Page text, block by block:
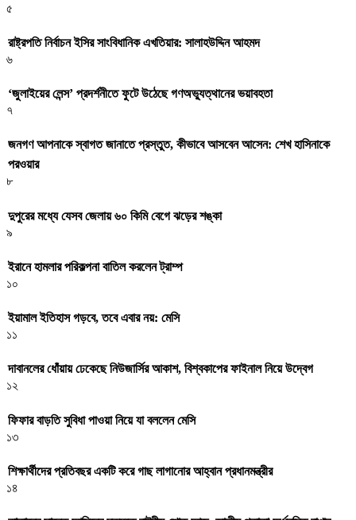
৫
রাষ্ট্রপতি নির্বাচন ইসির সাংবিধানিক এখতিয়ার: সালাহউদ্দিন আহমদ
৬
‘জুলাইয়ের লেন্স’ প্রদর্শনীতে ফুটে উঠেছে গণঅভ্যুত্থানের ভয়াবহতা
৭
জনগণ আপনাকে স্বাগত জানাতে প্রস্তুত, কীভাবে আসবেন আসেন: শেখ হাসিনাকে
পরওয়ার
৮
দুপুরের মধ্যে যেসব জেলায় ৬০ কিমি বেগে ঝড়ের শঙ্কা
৯
ইরানে হামলার পরিকল্পনা বাতিল করলেন ট্রাম্প
১০
ইয়ামাল ইতিহাস গড়বে, তবে এবার নয়: মেসি
১১
দাবানলের ধোঁয়ায় ঢেকেছে নিউজার্সির আকাশ, বিশ্বকাপের ফাইনাল নিয়ে উদ্বেগ
১২
ফিফার বাড়তি সুবিধা পাওয়া নিয়ে যা বললেন মেসি
১৩
শিক্ষার্থীদের প্রতিবছর একটি করে গাছ লাগানোর আহ্বান প্রধানমন্ত্রীর
১৪